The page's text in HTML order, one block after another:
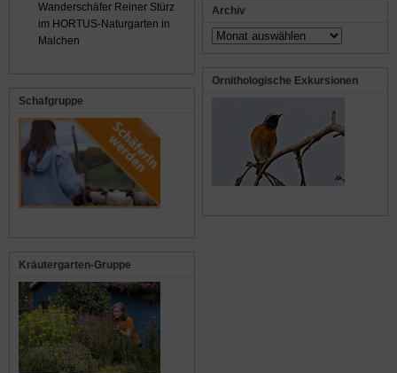
Archiv
Archiv
Ornithologische Exkursionen
Wanderschäfer Reiner Stürz
im HORTUS-Naturgarten in
Malchen
Schafgruppe
Kräutergarten-Gruppe